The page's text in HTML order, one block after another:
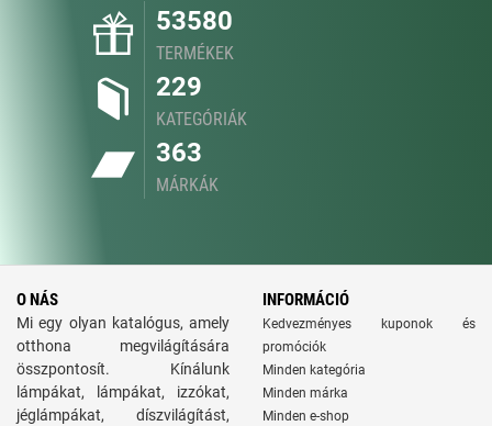
53580
TERMÉKEK
229
KATEGÓRIÁK
363
MÁRKÁK
O NÁS
Mi egy olyan katalógus, amely
otthona megvilágítására
összpontosít. Kínálunk
lámpákat, lámpákat, izzókat,
jéglámpákat, díszvilágítást,
INFORMÁCIÓ
Kedvezményes kuponok és
promóciók
Minden kategória
Minden márka
Minden e-shop